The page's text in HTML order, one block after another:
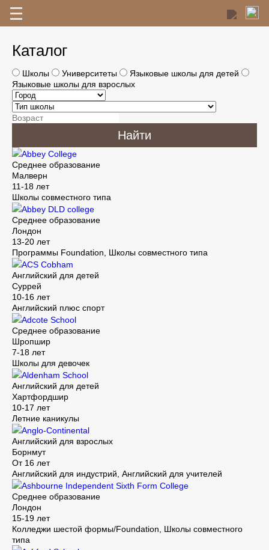
Каталог
Школы Университеты
Языковые школы для детей
Языковые школы для взрослых
Найти
Abbey College
Среднее образование
Малверн
11-18 лет
Школы совместного типа
Abbey DLD college
Среднее образование
Лондон
13-20 лет
Программы Foundation, Школы совместного типа
ACS Cobham
Английский для детей
Суррей
10-16 лет
Английский плюс спорт
Adcote School
Среднее образование
Шропшир
7-18 лет
Школы для девочек
Aldenham School
Английский для детей
Хартфордшир
10-17 лет
Летние каникулы
Anglo-Continental
Английский для взрослых
Борнмут
От 16 лет
Английский для индустрий, Английский для учителей
Ashbourne Independent Sixth Form College
Среднее образование
Лондон
15-19 лет
Колледжи шестой формы/Foundation, Школы совместного
типа